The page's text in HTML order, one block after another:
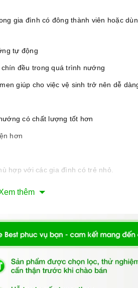
gia đình có đông thành viên hoặc
tự động
đều trong quá trình nướng
giúp cho việc vệ sinh trở nên dễ
có chất lượng tốt hơn
hơn
hợp với các gia đình có trẻ nhỏ.
giữ nhiệt tốt hơn và an toàn khi chạm
để đựng thức ăn cho vào lò.
tránh nguy cơ chập điện.
thêm